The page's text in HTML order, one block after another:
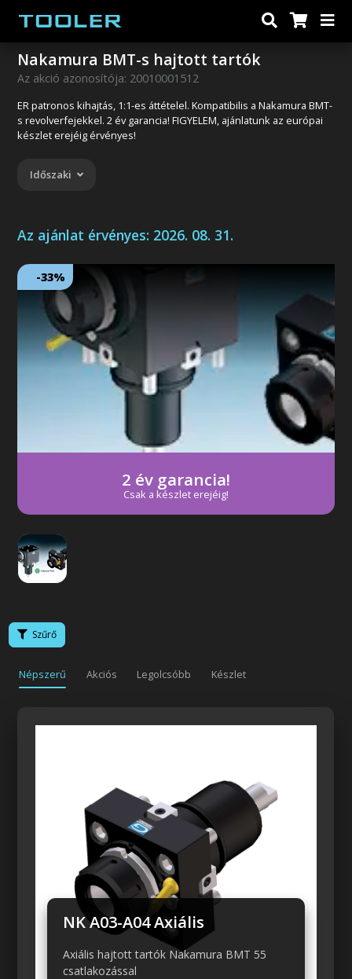
Nakamura BMT-s hajtott tartók
Az akció azonosítója: 20010001512
ER patronos kihajtás, 1:1-es áttételel. Kompatibilis a Nakamura BMT-
s revolverfejekkel. 2 év garancia! FIGYELEM, ajánlatunk az európai
készlet erejéig érvényes!
Időszaki
Az ajánlat érvényes: 2026. 08. 31.
-33%
2 év garancia!
Csak a készlet erejéig!
Szűrő
Népszerű Akciós Legolcsóbb Készlet
Előző
NK A03-A04 Axiális
Axiális hajtott tartók Nakamura BMT 55
csatlakozással